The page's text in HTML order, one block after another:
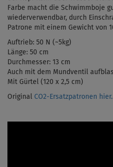
Farbe macht die Schwimmboje
wiederverwendbar, durch
Patrone mit einem Gewicht von
Auftrieb: 50 N (~5kg)
Länge: 50 cm
Durchmesser: 13 cm
Auch mit dem Mundventil
Mit Gürtel (120 x 2,5 cm)
Original CO2-Ersatzpatronen hier.